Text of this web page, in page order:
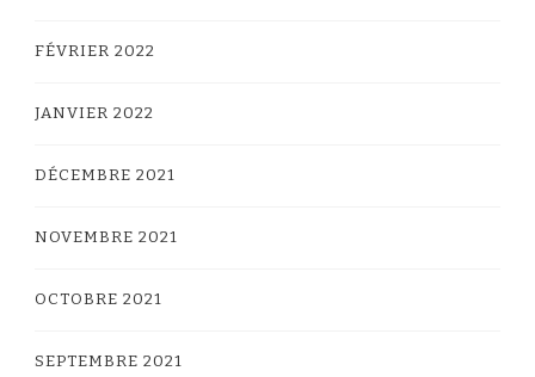
FÉVRIER 2022
JANVIER 2022
DÉCEMBRE 2021
NOVEMBRE 2021
OCTOBRE 2021
SEPTEMBRE 2021